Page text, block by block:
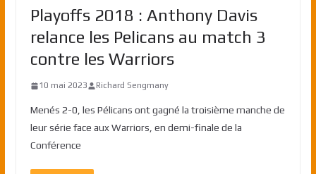
Playoffs 2018 : Anthony Davis
relance les Pelicans au match 3
contre les Warriors
10 mai 2023 Richard Sengmany
Menés 2-0, les Pélicans ont gagné la troisième manche de
leur série face aux Warriors, en demi-finale de la
Conférence